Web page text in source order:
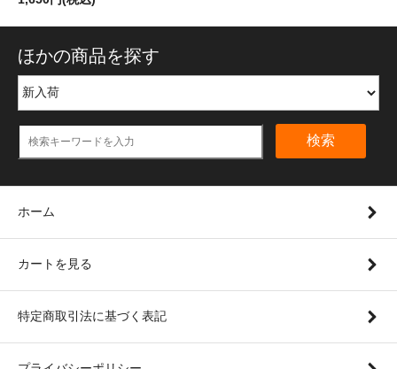
ほかの商品を探す
検索
ホーム
カートを見る
特定商取引法に基づく表記